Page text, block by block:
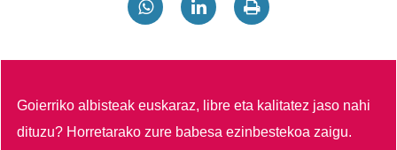
Goierriko albisteak euskaraz, libre eta kalitatez jaso nahi
dituzu? Horretarako zure babesa ezinbestekoa zaigu.